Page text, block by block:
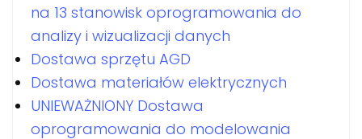
na 13 stanowisk oprogramowania do
analizy i wizualizacji danych
Dostawa sprzętu AGD
Dostawa materiałów elektrycznych
UNIEWAŻNIONY Dostawa
oprogramowania do modelowania